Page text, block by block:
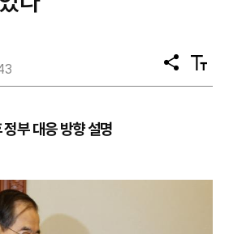
공
유
텍
스
부 대응 방향 설명